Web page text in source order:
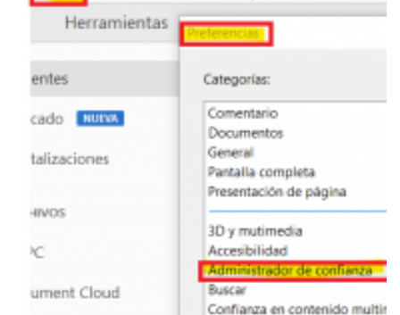
https://serveis.publics.eacat.cat;i marcarPermetre
Acceptari, quan s’hagi tancat
la pestanya, premeu novament
Administrador de confiança .